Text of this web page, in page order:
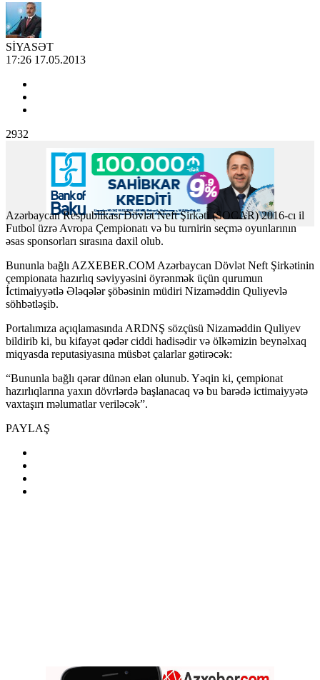
SİYASƏT
17:26 17.05.2013
2932
Azərbaycan Respublikası Dövlət Neft Şirkəti (SOCAR) 2016-cı il
Futbol üzrə Avropa Çempionatı və bu turnirin seçmə oyunlarının
əsas sponsorları sırasına daxil olub.
Bununla bağlı AZXEBER.COM Azərbaycan Dövlət Neft Şirkətinin
çempionata hazırlıq səviyyəsini öyrənmək üçün qurumun
İctimaiyyətlə Ələqələr şöbəsinin müdiri Nizaməddin Quliyevlə
söhbətləşib.
Portalımıza açıqlamasında ARDNŞ sözçüsü Nizaməddin Quliyev
bildirib ki, bu kifayət qədər ciddi hadisədir və ölkəmizin beynəlxaq
miqyasda reputasiyasına müsbət çalarlar gətirəcək:
“Bununla bağlı qərar dünən elan olunub. Yəqin ki, çempionat
hazırlıqlarına yaxın dövrlərdə başlanacaq və bu barədə ictimaiyyətə
vaxtaşırı məlumatlar veriləcək”.
PAYLAŞ